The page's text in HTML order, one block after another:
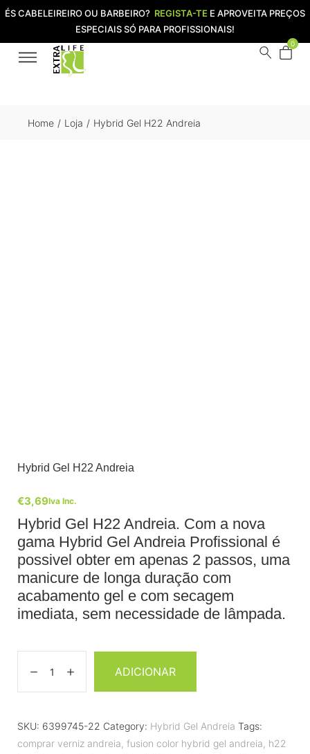
ÉS CABELEIREIRO OU BARBEIRO? REGISTA-TE E APROVEITA PREÇOS
ESPECIAIS SÓ PARA PROFISSIONAIS!
0
Home / Loja / Hybrid Gel H22 Andreia
Hybrid Gel H22 Andreia
€3,69Iva Inc.
Hybrid Gel H22 Andreia. Com a nova
gama Hybrid Gel Andreia Profissional é
possivel obter em apenas 2 passos, uma
manicure de longa duração com
acabamento gel e com secagem
imediata, sem necessidade de lâmpada.
ADICIONAR
SKU: 6399745-22 Category: Hybrid Gel Andreia Tags:
comprar verniz andreia, fusion color hybrid gel andreia, h22